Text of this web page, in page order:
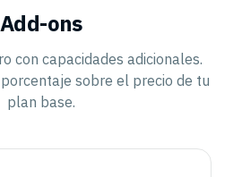
Add-ons
con capacidades adicionales.
sobre el precio de tu
plan base.